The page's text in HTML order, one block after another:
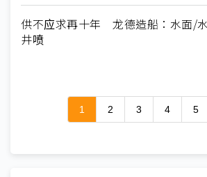
供不应求再十年 龙德造船：水面/
井喷
1 2 3 4 5